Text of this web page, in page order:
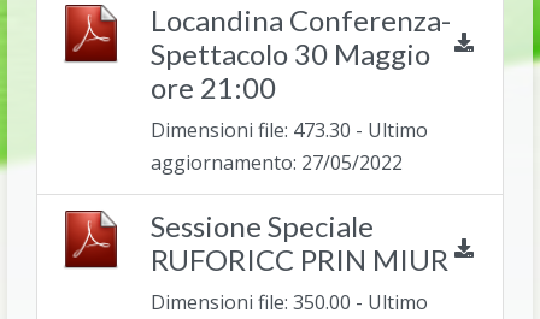
Locandina Conferenza-
Spettacolo 30 Maggio
ore 21:00
Dimensioni file: 473.30 - Ultimo
aggiornamento: 27/05/2022
Sessione Speciale
RUFORICC PRIN MIUR
Dimensioni file: 350.00 - Ultimo